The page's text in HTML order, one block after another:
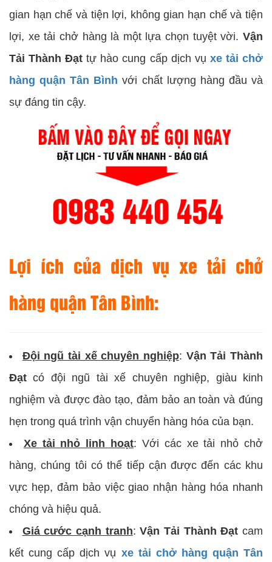
gian hạn chế và tiện lợi, không gian hạn chế và tiện
lợi, xe tải chở hàng là một lựa chọn tuyệt vời. Vận
Tải Thành Đạt tự hào cung cấp dịch vụ xe tải chở
hàng quận Tân Bình với chất lượng hàng đầu và
sự đáng tin cậy.
Lợi ích của dịch vụ xe tải chở
hàng quận Tân Bình:
Đội ngũ tài xế chuyên nghiệp: Vận Tải Thành
Đạt có đội ngũ tài xế chuyên nghiệp, giàu kinh
nghiệm và được đào tạo, đảm bảo an toàn và đúng
hẹn trong quá trình vận chuyển hàng hóa của bạn.
Xe tải nhỏ linh hoạt: Với các xe tải nhỏ chở
hàng, chúng tôi có thể tiếp cận được đến các khu
vực hẹp, đảm bảo việc giao nhận hàng hóa nhanh
chóng và hiệu quả.
Giá cước cạnh tranh:Vận Tải Thành Đạt cam
kết cung cấp dịch vụ xe tải chở hàng quận Tân